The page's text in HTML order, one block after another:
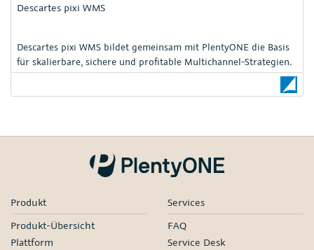
Descartes pixi WMS
Descartes pixi WMS bildet gemeinsam mit PlentyONE die Basis
für skalierbare, sichere und profitable Multichannel-Strategien.
Produkt
Produkt-Übersicht
Plattform
Services
FAQ
Service Desk